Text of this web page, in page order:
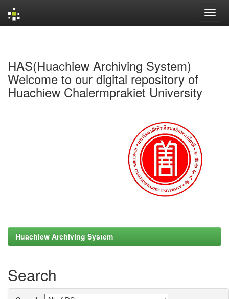
HAS(Huachiew Archiving System)
Welcome to our digital repository of
Huachiew Chalermprakiet University
Huachiew Archiving System
Search